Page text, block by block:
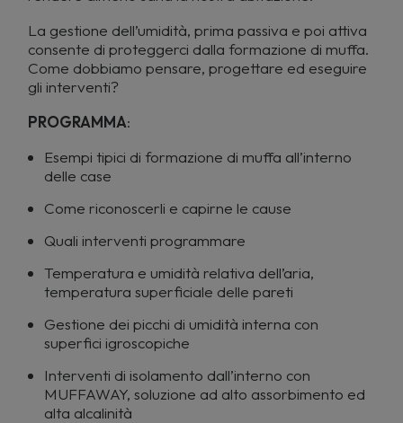
La gestione dell’umidità, prima passiva e poi attiva
consente di proteggerci dalla formazione di muffa.
Come dobbiamo pensare, progettare ed eseguire
gli interventi?
PROGRAMMA:
Esempi tipici di formazione di muffa all’interno
delle case
Come riconoscerli e capirne le cause
Quali interventi programmare
Temperatura e umidità relativa dell’aria,
temperatura superficiale delle pareti
Gestione dei picchi di umidità interna con
superfici igroscopiche
Interventi di isolamento dall’interno con
MUFFAWAY, soluzione ad alto assorbimento ed
alta alcalinità